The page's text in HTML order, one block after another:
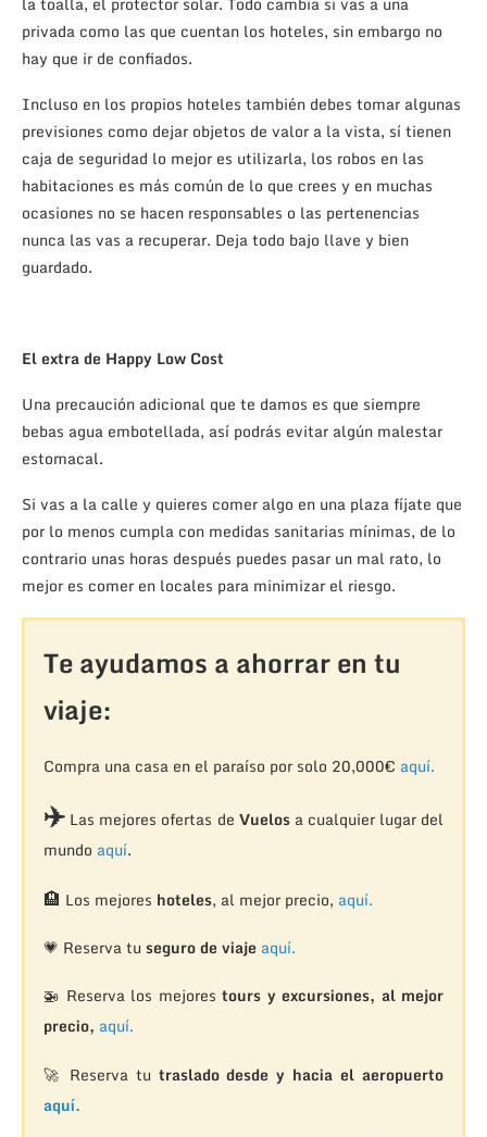
privada como las que cuentan los hoteles, sin embargo no
hay que ir de confiados.
Incluso en los propios hoteles también debes tomar algunas
previsiones como dejar objetos de valor a la vista, sí tienen
caja de seguridad lo mejor es utilizarla, los robos en las
habitaciones es más común de lo que crees y en muchas
ocasiones no se hacen responsables o las pertenencias
nunca las vas a recuperar. Deja todo bajo llave y bien
guardado.
El extra de Happy Low Cost
Una precaución adicional que te damos es que siempre
bebas agua embotellada, así podrás evitar algún malestar
estomacal.
Si vas a la calle y quieres comer algo en una plaza fíjate que
por lo menos cumpla con medidas sanitarias mínimas, de lo
contrario unas horas después puedes pasar un mal rato, lo
mejor es comer en locales para minimizar el riesgo.
Te ayudamos a ahorrar en tu
viaje:
Compra una casa en el paraíso por solo 20,000€ aquí.
✈️Las mejores ofertas de Vuelosa cualquier lugar del
mundo aquí.
🏨 Los mejores hoteles, al mejor precio, aquí.
💗 Reserva tu seguro de viaje aquí.
🚁 Reserva los mejorestours y excursiones, al mejor
precio, aquí.
🚀 Reserva tu traslado desde y hacia el aeropuerto
aquí.